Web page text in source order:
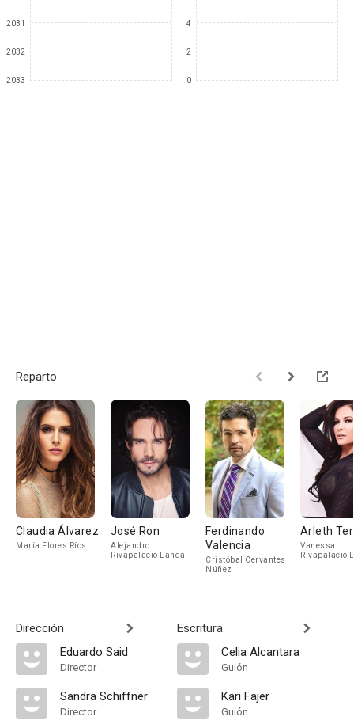
2031
2032
2033
4
2
0
Reparto
Claudia Álvarez
María Flores Ríos
José Ron
Alejandro
Rivapalacio Landa
Ferdinando
Valencia
Cristóbal Cervantes
Núñez
Arleth
Vanessa
Rivapalacio
Dirección
Eduardo Said
Director
Sandra Schiffner
Director
Escritura
Celia Alcantara
Guión
Kari Fajer
Guión